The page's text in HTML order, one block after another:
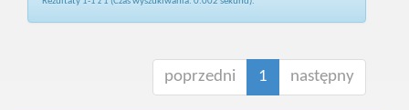
poprzedni 1 następny